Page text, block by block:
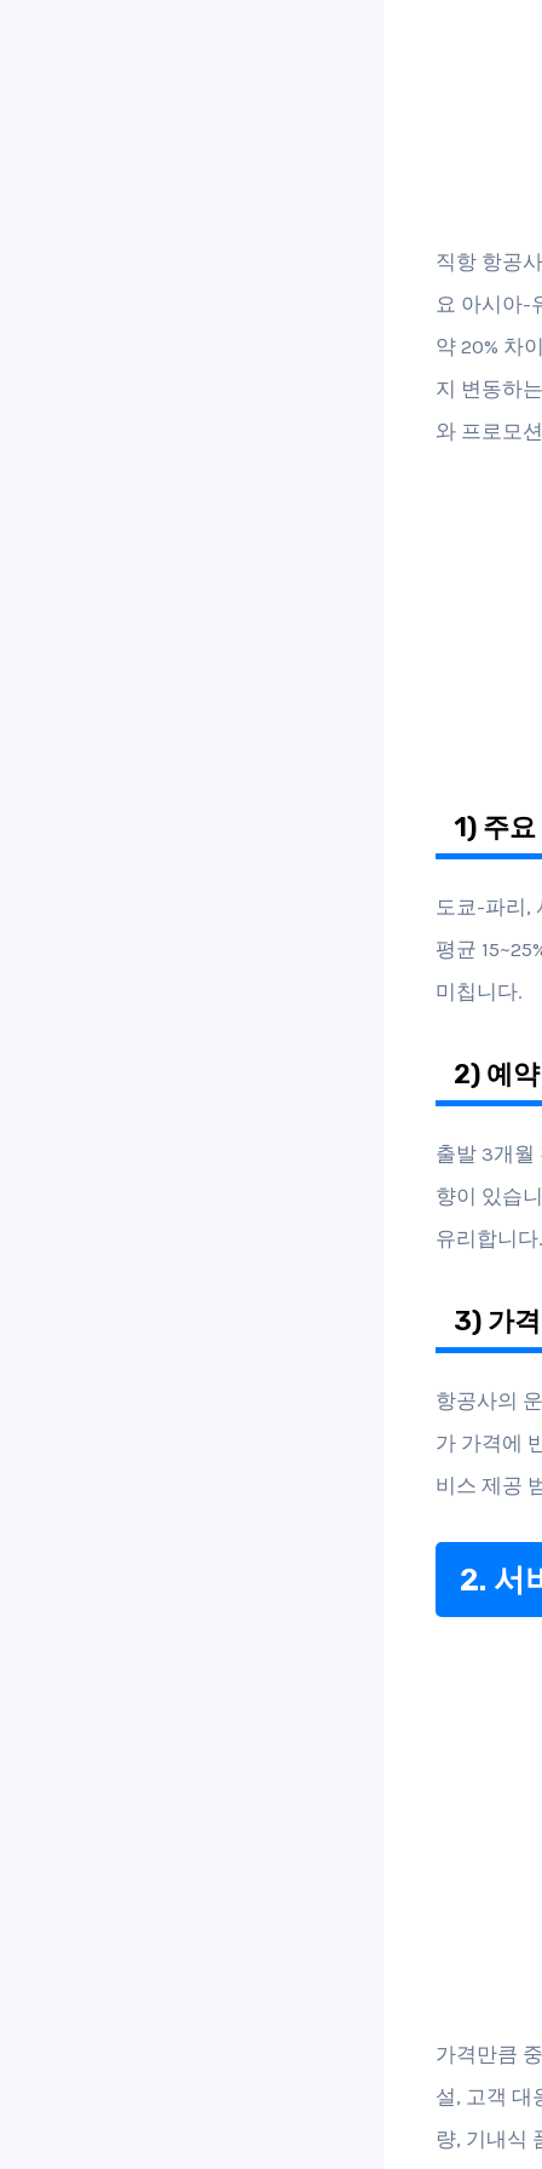
직항 항공
요 아시아-
약 20% 차
지 변동하
와 프로모
1) 주
도쿄-파리,
평균
미칩니다.
2) 예
출발 3개월
향이 있습
유리합니다.
3) 가
항공사의
가 가격에
비스 제공
2. 서
가격만큼
설, 고객 대
량, 기내식